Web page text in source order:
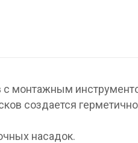
с монтажным
создается
насадок.